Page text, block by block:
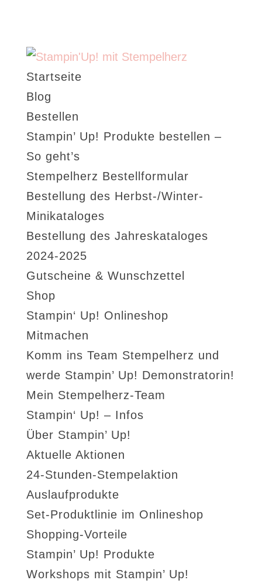
Startseite
Blog
Bestellen
Stampin’ Up! Produkte bestellen –
So geht’s
Stempelherz Bestellformular
Bestellung des Herbst-/Winter-
Minikataloges
Bestellung des Jahreskataloges
2024-2025
Gutscheine & Wunschzettel
Shop
Stampin‘ Up! Onlineshop
Mitmachen
Komm ins Team Stempelherz und
werde Stampin’ Up! Demonstratorin!
Mein Stempelherz-Team
Stampin‘ Up! – Infos
Über Stampin’ Up!
Aktuelle Aktionen
24-Stunden-Stempelaktion
Auslaufprodukte
Set-Produktlinie im Onlineshop
Shopping-Vorteile
Stampin’ Up! Produkte
Workshops mit Stampin’ Up!